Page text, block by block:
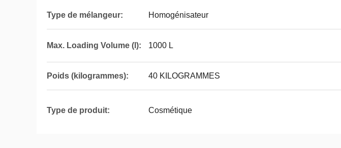
Type de mélangeur: Homogénisateur
Max. Loading Volume (l): 1000 L
Poids (kilogrammes): 40 KILOGRAMMES
Type de produit: Cosmétique